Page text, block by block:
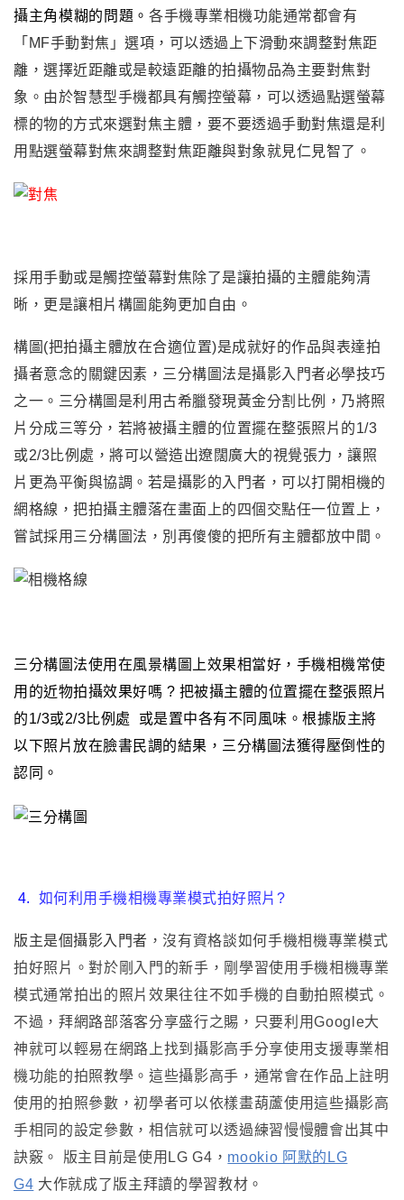
攝主角模糊的問題 。各手機專業相機功能通常都會有
「MF手動對焦 」選項，可以透過上下滑動來調整對焦距
離 ， 選擇近距離或是較遠距離的拍攝物品為主要對焦對
象。由於智慧型手機都具有觸控螢幕，可以透過點選螢幕
標的物的方式來選對焦主體，要不要透過手動對焦還是利
用點選螢幕對焦來調整對焦距離與對象就見仁見智了。
採用手動或是觸控螢幕對焦除了是讓拍攝的主體能夠清
晰 ，更是讓相片構圖能夠更加自由。
構圖(把拍攝主體放在合適位置)是成就好的作品與表達拍
攝者意念的關鍵因素，三分構圖法是攝影入門者必學技巧
之一 。 三分構圖是利用古希臘發現黃金分割比例，乃將照
片分成三等分，若將被攝主體的位置擺在整張照片的1/3
或2/3比例處，將可以營造出遼闊廣大的視覺張力，讓照
片更為平衡與協調。若是攝影的入門者，可以打開相機的
網格線，把拍攝主體落在畫面上的四個交點任一位置上，
嘗試採用三分構圖法 ， 別再傻傻的把所有主體都放中間。
三分構圖法使用在風景構圖上效果相當好 ，手機相機常使
用的近物拍攝效果好嗎 ? 把被攝主體的位置擺在整張照片
的1/3或2/3比例處 或是置中各有不同風味 。根據版主將
以下照片放在臉書民調的結果 ，三分構圖法獲得壓倒性的
認同 。
4. 如何利用手機相機專業模式拍好照片?
版主是個攝影入門者 ，沒有資格談如何手機相機專業模式
拍好照片 。對於剛入門的新手 ， 剛學習使用手機相機專業
模式通常拍出的照片效果往往不如手機的自動拍照模式 。
不過 ，拜網路部落客分享盛行之賜 ， 只要利用Google大
神就可以輕易在網路上找到攝影高手分享使用支援專業相
機功能的拍照教學 。這些攝影高手 ， 通常會在作品上註明
使用的拍照參數 ，初學者可以依樣畫葫蘆使用這些攝影高
手相同的設定參數 ，相信就可以透過練習慢慢體會出其中
訣竅 。 版主目前是使用LG G4 ， mookio 阿默的LG
G4 大作就成了版主拜讀的學習教材 。